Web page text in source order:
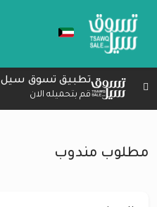
تطبيق تسوق سيل
قم بتحميله الان
مطلوب مندوب